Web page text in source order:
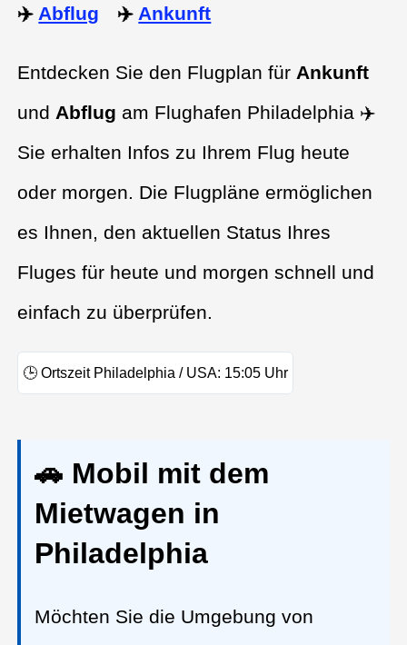
✈️ Abflug ✈️ Ankunft
Entdecken Sie den Flugplan für Ankunft
und Abflug am Flughafen Philadelphia ✈️
Sie erhalten Infos zu Ihrem Flug heute
oder morgen. Die Flugpläne ermöglichen
es Ihnen, den aktuellen Status Ihres
Fluges für heute und morgen schnell und
einfach zu überprüfen.
🕒 Ortszeit Philadelphia / USA: 15:05 Uhr
🚗 Mobil mit dem
Mietwagen in
Philadelphia
Möchten Sie die Umgebung von